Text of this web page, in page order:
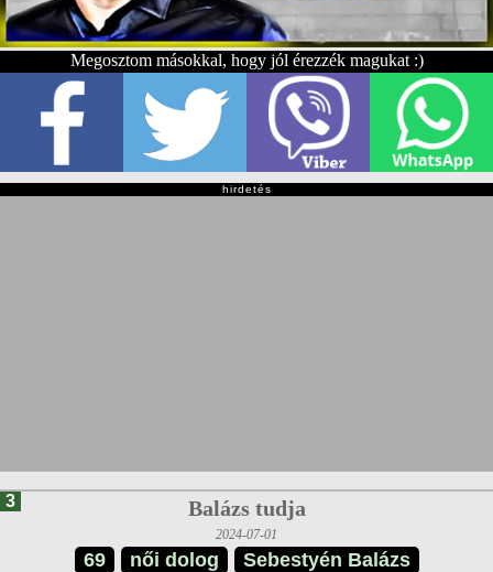
Megosztom másokkal, hogy jól érezzék magukat :)
hirdetés
3 Balázs tudja
2024-07-01
69 női dolog Sebestyén Balázs